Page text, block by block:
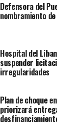
Defensora del
nombramiento
Hospital del
suspender
irregularidades
Plan de choque
priorizará